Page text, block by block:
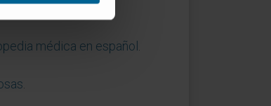
médica en español